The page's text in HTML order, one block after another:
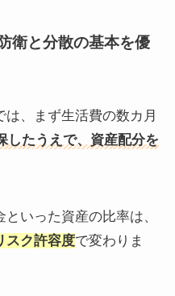
衛と分散の基本を優
、まず生活費の数カ月
したうえで、資産配分を
いった資産の比率は、
スク許容度で変わりま